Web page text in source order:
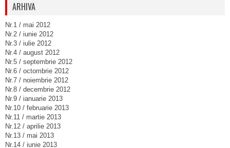
ARHIVA
Nr.1 / mai 2012
Nr.2 / iunie 2012
Nr.3 / iulie 2012
Nr.4 / august 2012
Nr.5 / septembrie 2012
Nr.6 / octombrie 2012
Nr.7 / noiembrie 2012
Nr.8 / decembrie 2012
Nr.9 / ianuarie 2013
Nr.10 / februarie 2013
Nr.11 / martie 2013
Nr.12 / aprilie 2013
Nr.13 / mai 2013
Nr.14 / iunie 2013